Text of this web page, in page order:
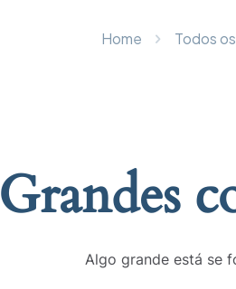
Home Todos
Grandes
Algo grande está se